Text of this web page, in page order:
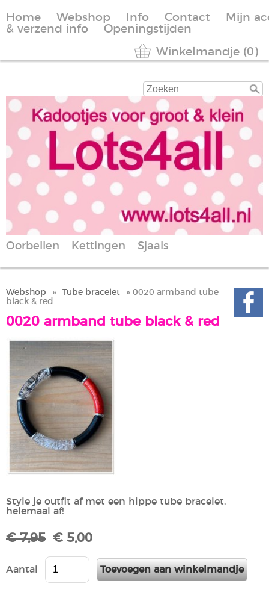
Home Webshop Info Contact
Mijn
& verzend info
Openingstijden
Winkelmandje (0)
Oorbellen Kettingen Sjaals
Webshop » Tube bracelet
» 0020 armband tube
black & red
0020 armband tube black & red
Style je outfit af met een hippe tube bracelet,
helemaal af!
€ 7,95 € 5,00
Aantal